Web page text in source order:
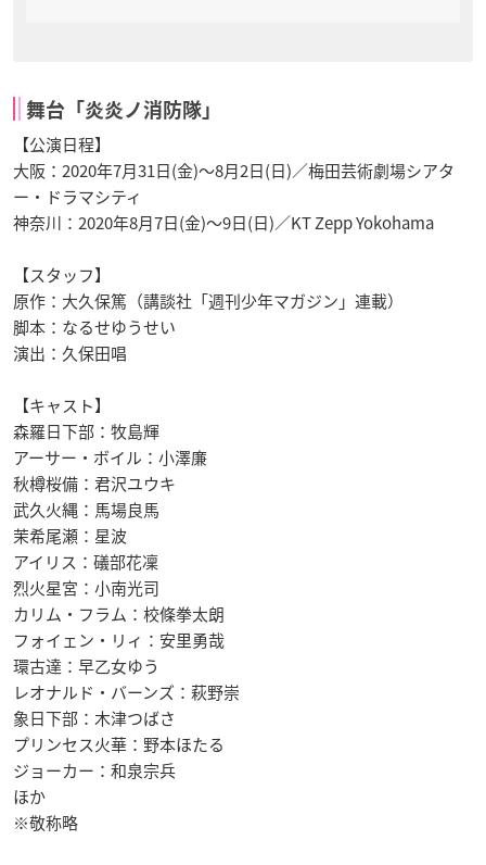
舞台「炎炎ノ消防隊」
【公演日程】
大阪：2020年7月31日(金)～8月2日(日)／梅田芸術劇場シアタ
ー・ドラマシティ
神奈川：2020年8月7日(金)～9日(日)／KT Zepp Yokohama
【スタッフ】
原作：大久保篤（講談社「週刊少年マガジン」連載）
脚本：なるせゆうせい
演出：久保田唱
【キャスト】
森羅日下部：牧島輝
アーサー・ボイル：小澤廉
秋樽桜備：君沢ユウキ
武久火縄：馬場良馬
茉希尾瀬：星波
アイリス：礒部花凜
烈火星宮：小南光司
カリム・フラム：校條拳太朗
フォイェン・リィ：安里勇哉
環古達：早乙女ゆう
レオナルド・バーンズ：萩野崇
象日下部：木津つばさ
プリンセス火華：野本ほたる
ジョーカー：和泉宗兵
ほか
※敬称略